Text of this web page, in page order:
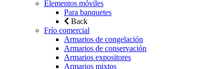
Elementos móviles
Para banquetes
Back
Frío comercial
Armarios de congelación
Armarios de conservación
Armarios expositores
Armarios mixtos